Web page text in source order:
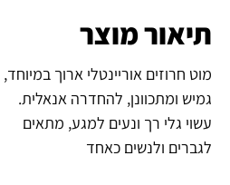
תיאור מוצר
מוט חרוזים אוריינטלי ארוך במיוחד,
גמיש ומתכוונן, להחדרה אנאלית.
עשוי גלי רך ונעים למגע, מתאים
לגברים ולנשים כאחד